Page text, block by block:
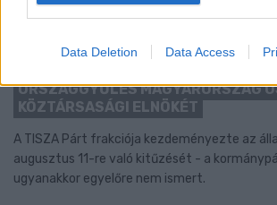
Data Deletion Data Access
ORSZÁGGYŰLÉS MAGYARORSZÁG
KÖZTÁRSASÁGI ELNÖKÉT
A TISZA Párt frakciója kezdeményezte az
augusztus 11-re való kitűzését - a
ugyanakkor egyelőre nem ismert.